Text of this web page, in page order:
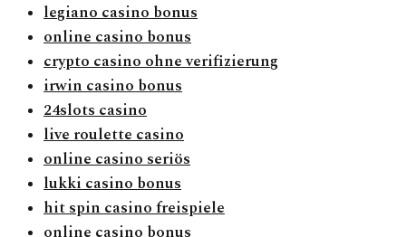
legiano casino bonus
online casino bonus
crypto casino ohne verifizierung
irwin casino bonus
24slots casino
live roulette casino
online casino seriös
lukki casino bonus
hit spin casino freispiele